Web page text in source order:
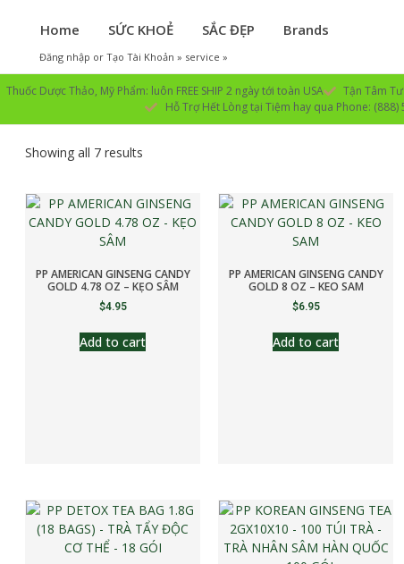
Home SỨC KHOẺ SẮC ĐẸP Brands
Đăng nhập or Tạo Tài Khoản » service »
Thuốc Dược Thảo, Mỹ Phẩm: luôn FREE SHIP 2 ngày tới toàn USA
Tận Tâm
Hỗ Trợ Hết Lòng tại Tiệm hay qua Phone: (888)
Showing all 7 results
PP AMERICAN GINSENG CANDY
GOLD 4.78 OZ – KẸO SÂM
$4.95
Add to cart
PP AMERICAN GINSENG CANDY
GOLD 8 OZ – KEO SAM
$6.95
Add to cart